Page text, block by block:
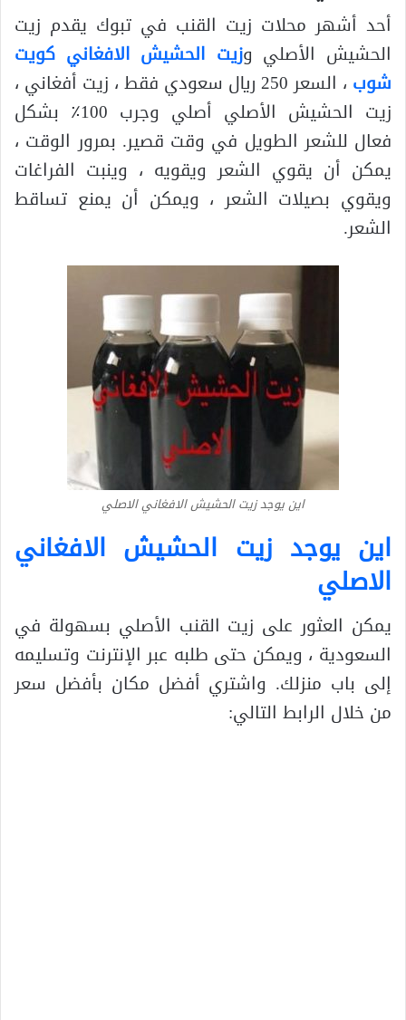
أحد أشهر محلات زيت القنب في تبوك يقدم زيت
الحشيش الأصلي وزيت الحشيش الافغاني كويت
شوب
، السعر 250 ريال سعودي فقط ، زيت أفغاني ،
زيت الحشيش الأصلي أصلي وجرب 100٪ بشكل
فعال للشعر الطويل في وقت قصير. بمرور الوقت ،
يمكن أن يقوي الشعر ويقويه ، وينبت الفراغات
ويقوي بصيلات الشعر ، ويمكن أن يمنع تساقط
الشعر.
اين يوجد زيت الحشيش الافغاني الاصلي
اين يوجد زيت الحشيش الافغاني
الاصلي
يمكن العثور على زيت القنب الأصلي بسهولة في
السعودية ، ويمكن حتى طلبه عبر الإنترنت وتسليمه
إلى باب منزلك. واشتري أفضل مكان بأفضل سعر
من خلال الرابط التالي: